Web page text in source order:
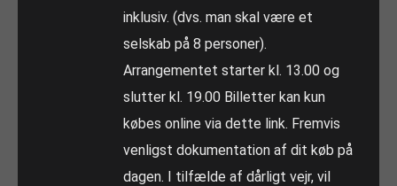
inklusiv. (dvs. man skal være et
selskab på 8 personer).
Arrangementet starter kl. 13.00 og
slutter kl. 19.00 Billetter kan kun
købes online via dette link. Fremvis
venligst dokumentation af dit køb på
dagen. I tilfælde af dårligt vejr, vil